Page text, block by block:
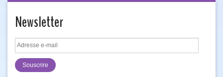
Newsletter
Adresse
e-
mail